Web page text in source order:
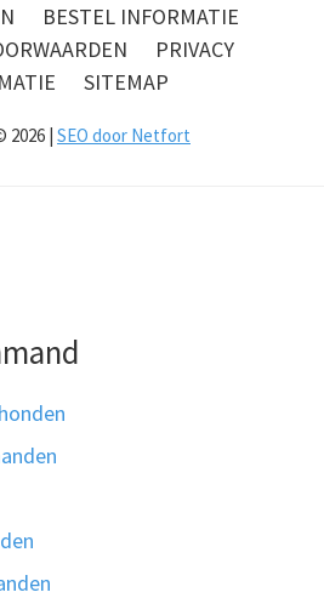
BESTEL INFORMATIE
PRIVACY
SITEMAP
2026 | SEO door Netfort